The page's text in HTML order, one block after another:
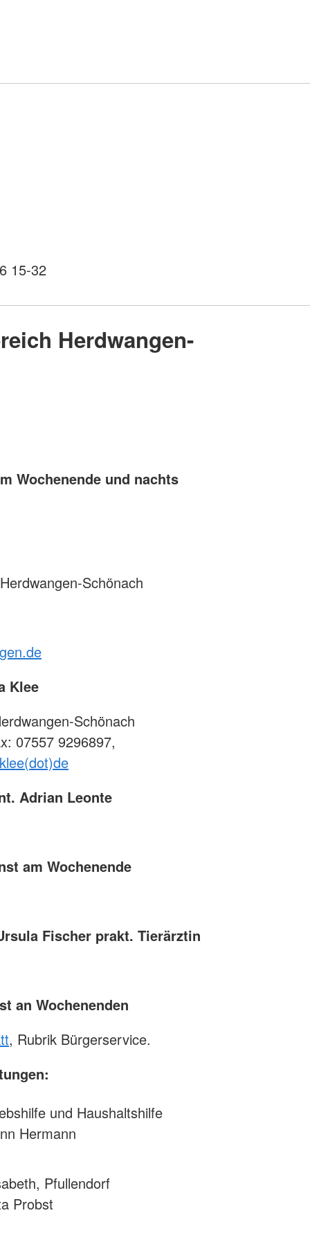
15-32
Herdwangen-
Wochenende und nachts
Schönach
Klee
Schönach
07557 9296897,
Adrian Leonte
am Wochenende
Fischer prakt. Tierärztin
an Wochenenden
, Rubrik Bürgerservice.
und Haushaltshilfe
Hermann
Pfullendorf
Probst